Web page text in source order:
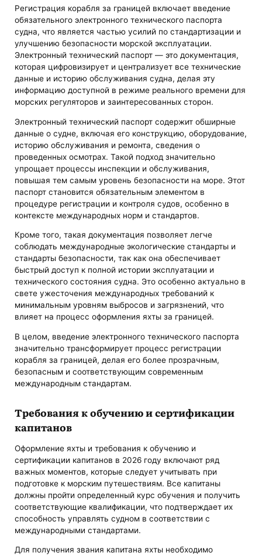
Регистрация корабля за границей включает введение
обязательного электронного технического паспорта
судна, что является частью усилий по стандартизации и
улучшению безопасности морской эксплуатации.
Электронный технический паспорт — это документация,
которая цифровизирует и централизует все технические
данные и историю обслуживания судна, делая эту
информацию доступной в режиме реального времени для
морских регуляторов и заинтересованных сторон.
Электронный технический паспорт содержит обширные
данные о судне, включая его конструкцию, оборудование,
историю обслуживания и ремонта, сведения о
проведенных осмотрах. Такой подход значительно
упрощает процессы инспекции и обслуживания,
повышая тем самым уровень безопасности на море. Этот
паспорт становится обязательным элементом в
процедуре регистрации и контроля судов, особенно в
контексте международных норм и стандартов.
Кроме того, такая документация позволяет легче
соблюдать международные экологические стандарты и
стандарты безопасности, так как она обеспечивает
быстрый доступ к полной истории эксплуатации и
технического состояния судна. Это особенно актуально в
свете ужесточения международных требований к
минимальным уровням выбросов и загрязнений, что
влияет на процесс оформления яхты за границей.
В целом, введение электронного технического паспорта
значительно трансформирует процесс регистрации
корабля за границей, делая его более прозрачным,
безопасным и соответствующим современным
международным стандартам.
Требования к обучению и сертификации
капитанов
Оформление яхты и требования к обучению и
сертификации капитанов в 2026 году включают ряд
важных моментов, которые следует учитывать при
подготовке к морским путешествиям. Все капитаны
должны пройти определенный курс обучения и получить
соответствующие квалификации, что подтверждает их
способность управлять судном в соответствии с
международными стандартами.
Для получения звания капитана яхты необходимо